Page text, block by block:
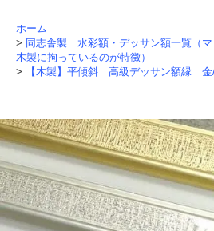
ホーム
> 同志舎製 水彩額・デッサン額一覧（マ
木製に拘っているのが特徴）
>
【木製】平傾斜 高級デッサン額縁 金